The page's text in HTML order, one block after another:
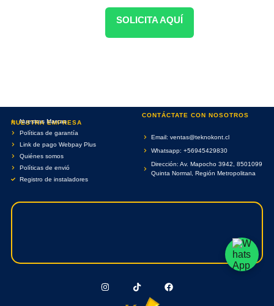
SOLICITA AQUÍ
NUESTRA EMPRESA
Nuestras Marcas
Políticas de garantía
Link de pago Webpay Plus
Quiénes somos
Políticas de envió
Registro de instaladores
CONTÁCTATE CON NOSOTROS
Email: ventas@teknokont.cl
Whatsapp: +56945429830
Dirección: Av. Mapocho 3942, 8501099
Quinta Normal, Región Metropolitana